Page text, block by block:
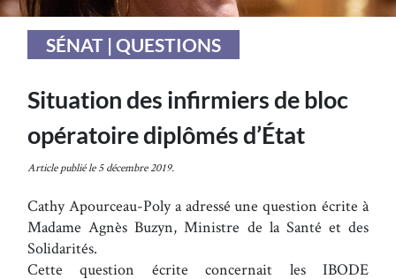
SÉNAT | QUESTIONS
Situation des infirmiers de bloc
opératoire diplômés d’État
Article publié le 5 décembre 2019.
Cathy Apourceau-Poly a adressé une question écrite à
Madame Agnès Buzyn, Ministre de la Santé et des
Solidarités.
Cette question écrite concernait les IBODE